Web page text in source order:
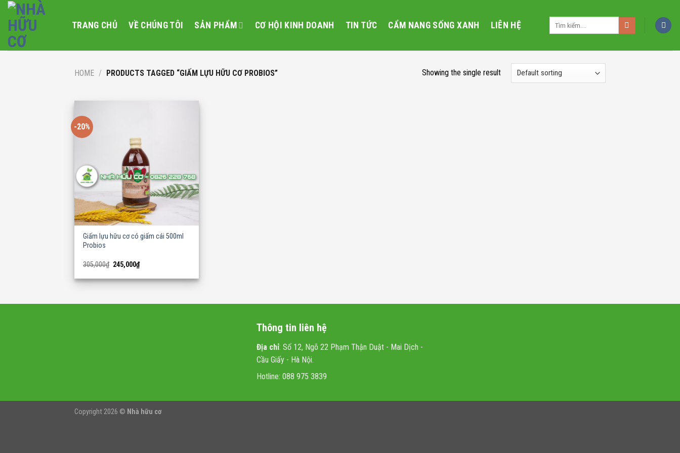
Skip
content
TRANG CHỦ VỀ CHÚNG TÔI SẢN PHẨM CƠ HỘI KINH DOANH TIN TỨC CẨM NANG SỐNG XANH LIÊN HỆ
HOME / PRODUCTS TAGGED “GIẤM LỰU HỮU CƠ PROBIOS” Showing the single result
-20%
Giấm lựu hữu cơ có giấm cái 500ml
Probios
305,000₫ Original
price
was:
305,000₫.
245,000₫Current
price
is:
245,000₫.
Thông tin liên hệ
Địa chỉ: Số 12, Ngõ 22 Phạm Thận Duật - Mai Dịch -
Cầu Giấy - Hà Nội.
Hotline: 088 975 3839
Copyright 2026 © Nhà hữu cơ